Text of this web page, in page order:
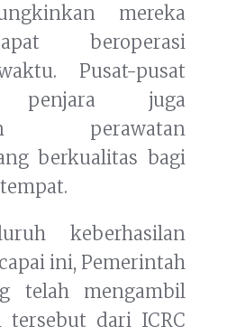
mereka
beroperasi
Pusat-pusat
penjara juga
perawatan
berkualitas bagi
keberhasilan
ini, Pemerintah
telah mengambil
tersebut dari ICRC